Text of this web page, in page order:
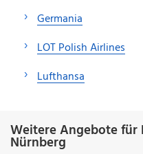
Germania
LOT Polish Airlines
Lufthansa
Weitere Angebote für
Nürnberg